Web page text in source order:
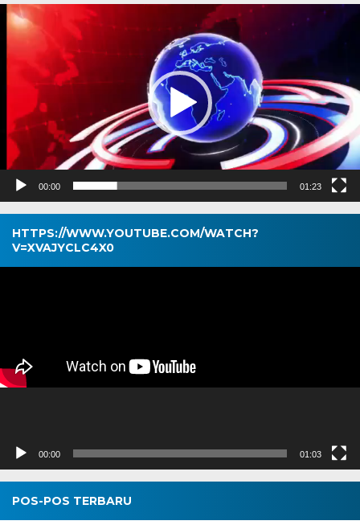
Pemutar
Video
00:00 01:23
HTTPS://WWW.YOUTUBE.COM/WATCH?
V=XVAJYCLC4X0
Pemutar
00:00 01:03
POS-POS TERBARU